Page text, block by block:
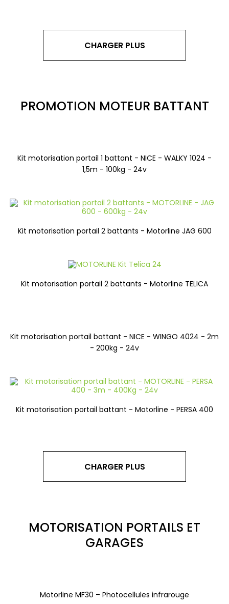
CHARGER PLUS
PROMOTION MOTEUR BATTANT
Kit motorisation portail 1 battant - NICE - WALKY 1024 -
1,5m - 100kg - 24v
Kit motorisation portail 2 battants - Motorline JAG 600
Kit motorisation portail 2 battants - Motorline TELICA
Kit motorisation portail battant - NICE - WINGO 4024 - 2m
- 200kg - 24v
Kit motorisation portail battant - Motorline - PERSA 400
CHARGER PLUS
MOTORISATION PORTAILS ET
GARAGES
Motorline MF30 – Photocellules infrarouge